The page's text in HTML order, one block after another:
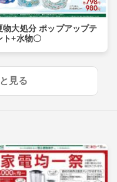
物大処分 ポップアップテ
ト+水物〇
見る